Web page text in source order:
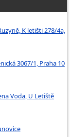
K letišti 278/4a,
3067/1, Praha 10
Voda, U Letiště